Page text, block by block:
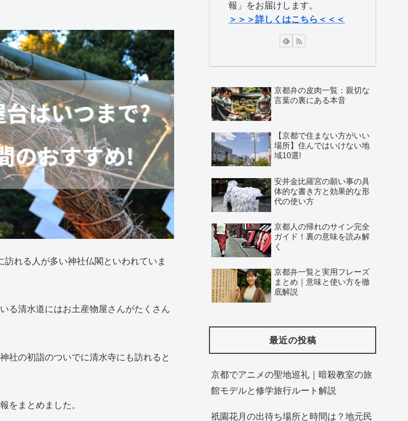
れる人が多い神社仏閣といわれていま
る清水道にはお土産物屋さんがたくさん
社の初詣のついでに清水寺にも訪れると
をまとめました。
報」をお届けします。
＞＞＞詳しくはこちら＜＜＜
京都弁の皮肉一覧：親切な
言葉の裏にある本音
【京都で住まない方がいい
場所】住んではいけない地
域10選!
安井金比羅宮の願い事の具
体的な書き方と効果的な形
代の使い方
京都人の帰れのサイン完全
ガイド！裏の意味を読み解
く
京都弁一覧と実用フレーズ
まとめ｜意味と使い方を徹
底解説
最近の投稿
京都でアニメの聖地巡礼｜暗殺教室の旅
館モデルと修学旅行ルート解説
祇園花月の出待ち場所と時間は？地元民